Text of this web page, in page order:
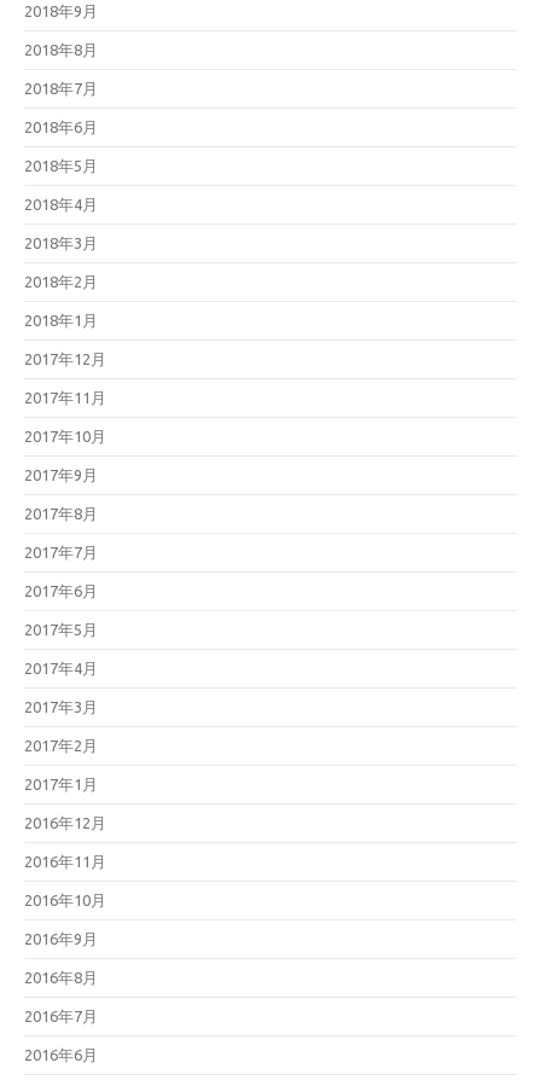
2018年9月
2018年8月
2018年7月
2018年6月
2018年5月
2018年4月
2018年3月
2018年2月
2018年1月
2017年12月
2017年11月
2017年10月
2017年9月
2017年8月
2017年7月
2017年6月
2017年5月
2017年4月
2017年3月
2017年2月
2017年1月
2016年12月
2016年11月
2016年10月
2016年9月
2016年8月
2016年7月
2016年6月